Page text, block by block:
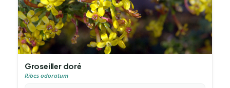
Groseiller doré
Ribes odoratum